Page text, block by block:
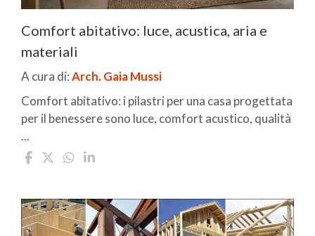
Comfort abitativo: luce, acustica, aria e
materiali
A cura di:Arch. Gaia Mussi
Comfort abitativo: i pilastri per una casa progettata
per il benessere sono luce, comfort acustico, qualità
...